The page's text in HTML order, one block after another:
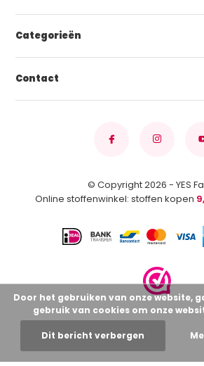
Categorieën
Contact
© Copyright 2026 - YES
Online stoffenwinkel: stoffen kopen
Door het gebruiken van onze website,
gebruik van cookies om onze
Dit bericht verbergen